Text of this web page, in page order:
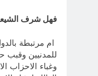
فهل شرف الشيعي
ام مرتبطة
للمدنيين وقبب
وغباء الاحزاب